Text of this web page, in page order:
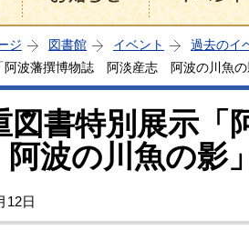
ジ 図書館 イベント
過去のイ
阿波藩撰博物誌 阿淡産志 阿波の川魚の
図書特別展示
波の川魚の影
12日